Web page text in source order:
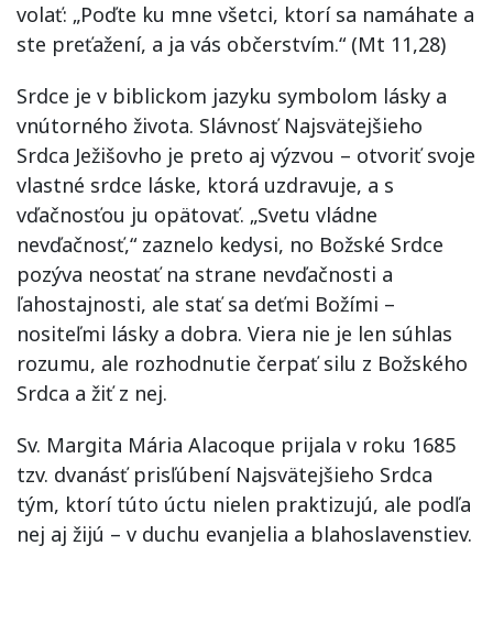
volať: „Poďte ku mne všetci, ktorí sa namáhate a
ste preťažení, a ja vás občerstvím.“ (Mt 11,28)
Srdce je v biblickom jazyku symbolom lásky a
vnútorného života. Slávnosť Najsvätejšieho
Srdca Ježišovho je preto aj výzvou – otvoriť svoje
vlastné srdce láske, ktorá uzdravuje, a s
vďačnosťou ju opätovať. „Svetu vládne
nevďačnosť,“ zaznelo kedysi, no Božské Srdce
pozýva neostať na strane nevďačnosti a
ľahostajnosti, ale stať sa deťmi Božími –
nositeľmi lásky a dobra. Viera nie je len súhlas
rozumu, ale rozhodnutie čerpať silu z Božského
Srdca a žiť z nej.
Sv. Margita Mária Alacoque prijala v roku 1685
tzv. dvanásť prisľúbení Najsvätejšieho Srdca
tým, ktorí túto úctu nielen praktizujú, ale podľa
nej aj žijú – v duchu evanjelia a blahoslavenstiev.